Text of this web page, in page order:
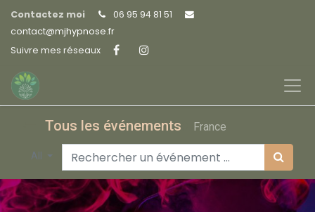
Contactez moi
06 95 94 81 51
contact@mjhypnose.fr
Suivre mes réseaux
Tous les événements France
All